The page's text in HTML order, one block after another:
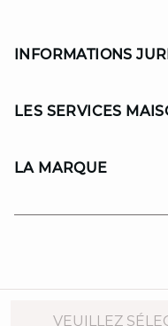
VEUILLEZ
INFORMATIONS
LES SERVICES
LA MARQUE
© Copyright 2026